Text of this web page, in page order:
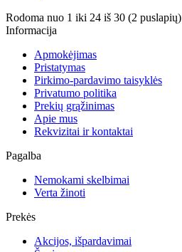
Rodoma nuo 1 iki 24 iš 30 (2 puslapių)
Informacija
Apmokėjimas
Pristatymas
Pirkimo-pardavimo taisyklės
Privatumo politika
Prekių grąžinimas
Apie mus
Rekvizitai ir kontaktai
Pagalba
Nemokami skelbimai
Verta žinoti
Prekės
Akcijos, išpardavimai